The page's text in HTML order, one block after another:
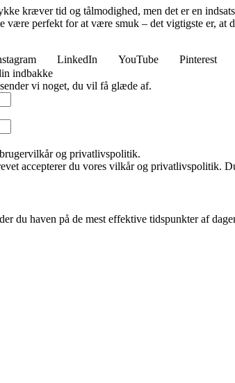
kræver tid og tålmodighed, men det er en
være perfekt for at være smuk – det vigtigste er, at
LinkedIn YouTube Pinterest
indbakke
vi noget, du vil få glæde af.
og privatlivspolitik.
accepterer du vores vilkår og privatlivspolitik.
du haven på de mest effektive tidspunkter af